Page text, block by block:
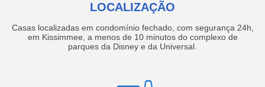
LOCALIZAÇÃO
Casas localizadas em condomínio fechado, com segurança 24h,
em Kissimmee, a menos de 10 minutos do complexo de
parques da Disney e da Universal.